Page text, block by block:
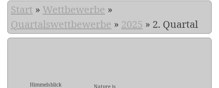
Start » Wettbewerbe »
Quartalswettbewerbe » 2025 » 2. Quartal
Himmelsblick Nature is